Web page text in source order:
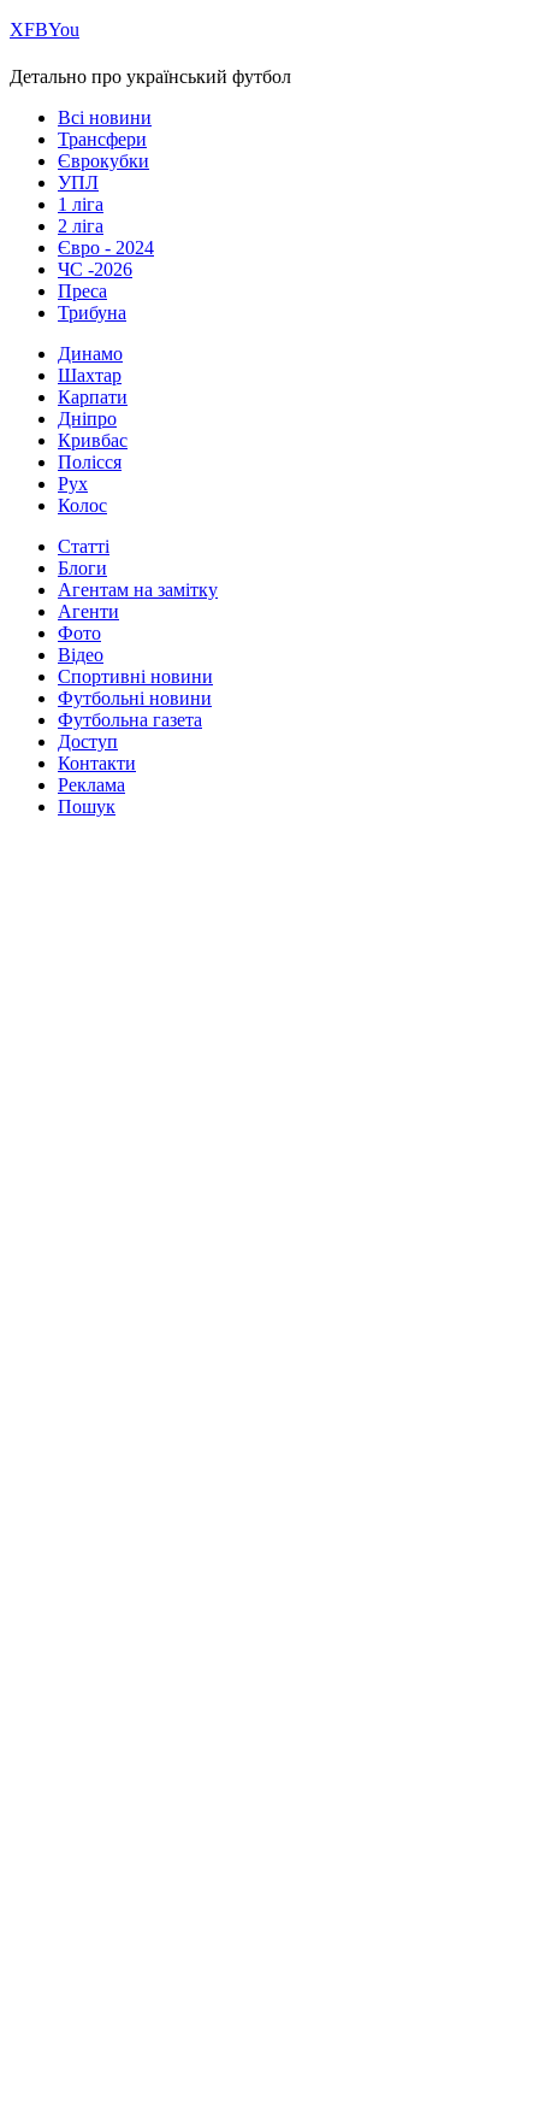
ХFBYou
Детально про український футбол
Всі новини
Трансфери
Єврокубки
УПЛ
1 ліга
2 ліга
Євро - 2024
ЧС -2026
Преса
Трибуна
Динамо
Шахтар
Карпати
Дніпро
Кривбас
Полісся
Рух
Колос
Статті
Блоги
Агентам на замітку
Агенти
Фото
Відео
Спортивні новини
Футбольні новини
Футбольна газета
Доступ
Контакти
Реклама
Пошук